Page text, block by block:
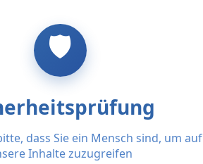
dass Sie ein Mensch sind, um auf
Inhalte zuzugreifen